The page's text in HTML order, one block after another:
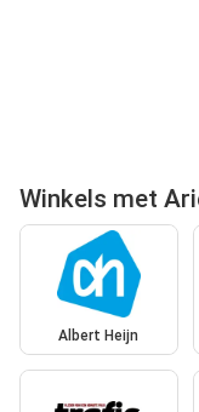
Winkels met
Albert Heijn